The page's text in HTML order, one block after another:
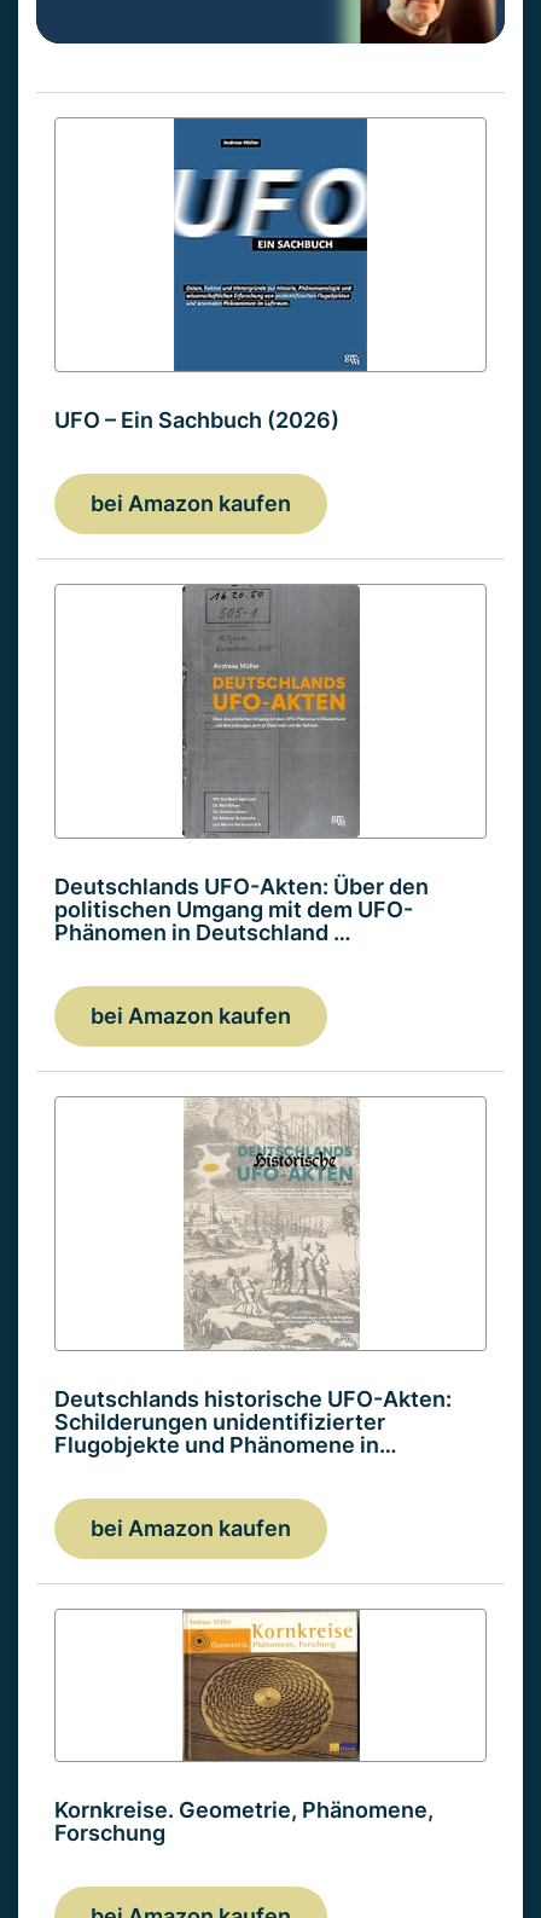
UFO – Ein Sachbuch (2026)
bei Amazon kaufen
Deutschlands UFO-Akten: Über den
politischen Umgang mit dem UFO-
Phänomen in Deutschland …
bei Amazon kaufen
Deutschlands historische UFO-Akten:
Schilderungen unidentifizierter
Flugobjekte und Phänomene in…
bei Amazon kaufen
Kornkreise. Geometrie, Phänomene,
Forschung